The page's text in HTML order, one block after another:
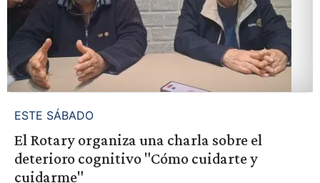
ESTE SÁBADO
El Rotary organiza una charla sobre el
deterioro cognitivo "Cómo cuidarte y
cuidarme"